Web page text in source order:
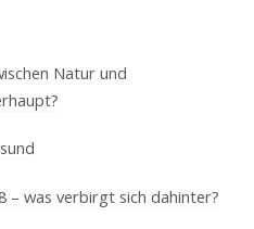
Natur und
– was verbirgt sich dahinter?